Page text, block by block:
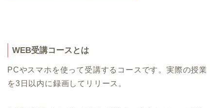
WEB受講コースとは
PCやスマホを使って受講するコースです。実際の授業
を3日以内に録画してリリース。